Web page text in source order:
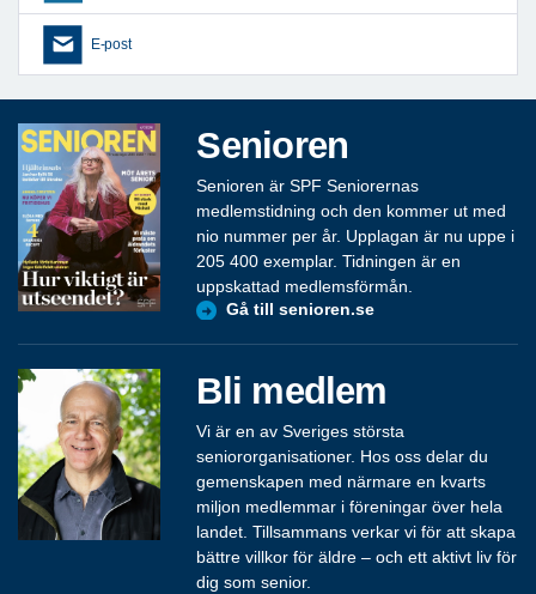
E-post
Senioren
Senioren är SPF Seniorernas
medlemstidning och den kommer ut med
nio nummer per år. Upplagan är nu uppe i
205 400 exemplar. Tidningen är en
uppskattad medlemsförmån.
Gå till senioren.se
Bli medlem
Vi är en av Sveriges största
seniororganisationer. Hos oss delar du
gemenskapen med närmare en kvarts
miljon medlemmar i föreningar över hela
landet. Tillsammans verkar vi för att skapa
bättre villkor för äldre – och ett aktivt liv för
dig som senior.